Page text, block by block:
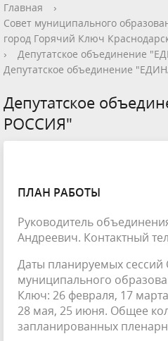
Главная
›
Совет муниципального
город Горячий Ключ
›
Депутатское объединение
Депутатское объединение
Депутатское
РОССИЯ"
ПЛАН РАБОТЫ
Руководитель
Андреевич. Контактный
Даты планируемых сессий
муниципального
Ключ: 26 февраля, 17
28 мая, 25 июня. Общее
запланированных